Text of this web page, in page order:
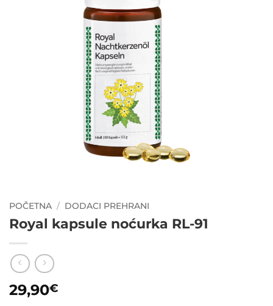
POČETNA / DODACI PREHRANI
Royal kapsule noćurka RL-91
29,90€